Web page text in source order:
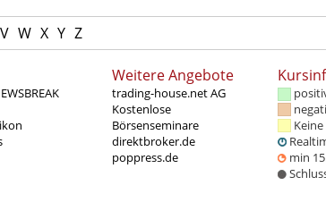
V W X Y Z
Weitere Angebote
trading-house.net AG
Kostenlose
Börsenseminare
direktbroker.de
poppress.de
min